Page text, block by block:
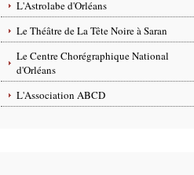
L'Astrolabe d'Orléans
Le Théâtre de La Tête Noire à Saran
Le Centre Chorégraphique National
d'Orléans
L'Association ABCD